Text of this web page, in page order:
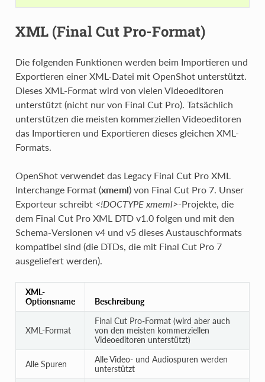
XML (Final Cut Pro-Format)
Die folgenden Funktionen werden beim Importieren und
Exportieren einer XML-Datei mit OpenShot unterstützt.
Dieses XML-Format wird von vielen Videoeditoren
unterstützt (nicht nur von Final Cut Pro). Tatsächlich
unterstützen die meisten kommerziellen Videoeditoren
das Importieren und Exportieren dieses gleichen XML-
Formats.
OpenShot verwendet das Legacy Final Cut Pro XML
Interchange Format (xmeml) von Final Cut Pro 7. Unser
Exporteur schreibt <!DOCTYPE xmeml>-Projekte, die
dem Final Cut Pro XML DTD v1.0 folgen und mit den
Schema-Versionen v4 und v5 dieses Austauschformats
kompatibel sind (die DTDs, die mit Final Cut Pro 7
ausgeliefert werden).
XML-
Optionsname
Beschreibung
XML-Format
Final Cut Pro-Format (wird aber auch
von den meisten kommerziellen
Videoeditoren unterstützt)
Alle Spuren
Alle Video- und Audiospuren werden
unterstützt